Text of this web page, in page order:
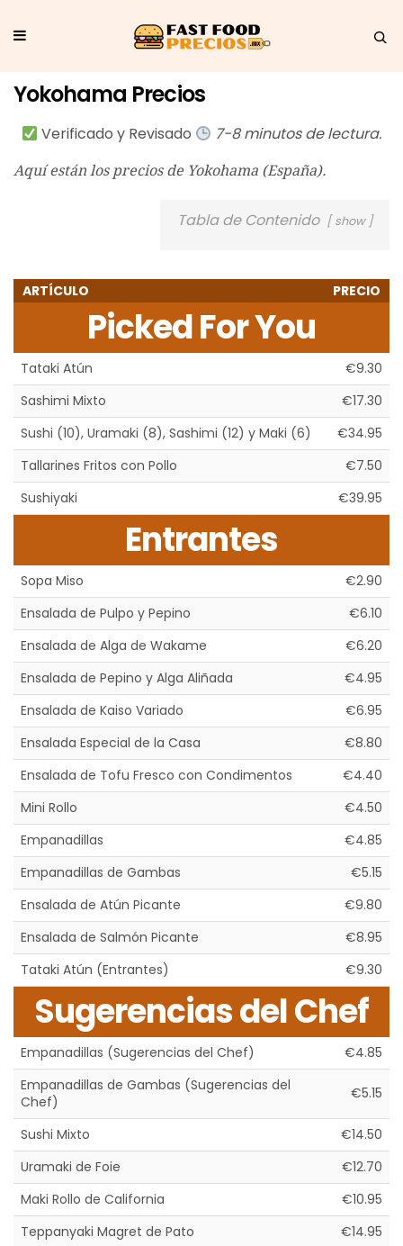
Yokohama Precios
Verificado y Revisado 7-8 minutos de lectura.
Aquí están los precios de Yokohama (España).
Tabla de Contenido show
ARTÍCULO PRECIO
Picked For You
Tataki Atún
€9.30
Sashimi Mixto
€17.30
Sushi (10), Uramaki (8), Sashimi (12) y Maki (6)
€34.95
Tallarines Fritos con Pollo
€7.50
Sushiyaki
€39.95
Entrantes
Sopa Miso
€2.90
Ensalada de Pulpo y Pepino
€6.10
Ensalada de Alga de Wakame
€6.20
Ensalada de Pepino y Alga Aliñada
€4.95
Ensalada de Kaiso Variado
€6.95
Ensalada Especial de la Casa
€8.80
Ensalada de Tofu Fresco con Condimentos
€4.40
Mini Rollo
€4.50
Empanadillas
€4.85
Empanadillas de Gambas
€5.15
Ensalada de Atún Picante
€9.80
Ensalada de Salmón Picante
€8.95
Tataki Atún (Entrantes)
€9.30
Sugerencias del Chef
Empanadillas (Sugerencias del Chef)
€4.85
Empanadillas de Gambas (Sugerencias del
Chef)
€5.15
Sushi Mixto
€14.50
Uramaki de Foie
€12.70
Maki Rollo de California
€10.95
Teppanyaki Magret de Pato
€14.95